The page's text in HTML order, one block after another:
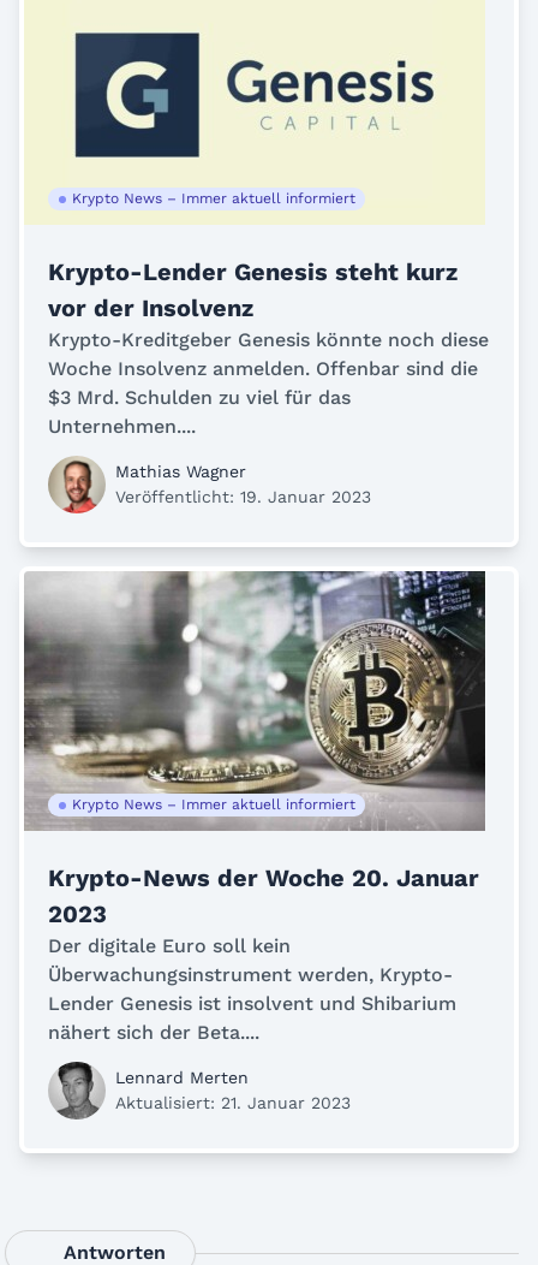
Krypto News – Immer aktuell informiert
Krypto-Lender Genesis steht kurz
vor der Insolvenz
Krypto-Kreditgeber Genesis könnte noch diese
Woche Insolvenz anmelden. Offenbar sind die
$3 Mrd. Schulden zu viel für das
Unternehmen....
Mathias Wagner
Veröffentlicht: 19. Januar 2023
Krypto News – Immer aktuell informiert
Krypto-News der Woche 20. Januar
2023
Der digitale Euro soll kein
Überwachungsinstrument werden, Krypto-
Lender Genesis ist insolvent und Shibarium
nähert sich der Beta....
Lennard Merten
Aktualisiert: 21. Januar 2023
Antworten